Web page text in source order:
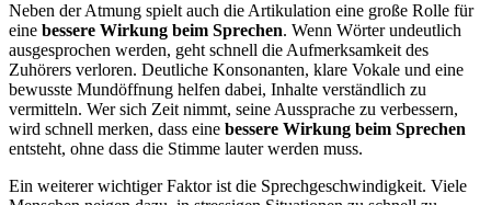
Neben der Atmung spielt auch die Artikulation eine große Rolle für
eine bessere Wirkung beim Sprechen. Wenn Wörter undeutlich
ausgesprochen werden, geht schnell die Aufmerksamkeit des
Zuhörers verloren. Deutliche Konsonanten, klare Vokale und eine
bewusste Mundöffnung helfen dabei, Inhalte verständlich zu
vermitteln. Wer sich Zeit nimmt, seine Aussprache zu verbessern,
wird schnell merken, dass eine bessere Wirkung beim Sprechen
entsteht, ohne dass die Stimme lauter werden muss.
Ein weiterer wichtiger Faktor ist die Sprechgeschwindigkeit. Viele